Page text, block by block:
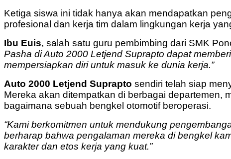
Ketiga siswa ini tidak hanya akan mendapatkan
profesional dan kerja tim dalam lingkungan kerja
Ibu Euis, salah satu guru pembimbing dari SMK
Pasha di Auto 2000 Letjend Suprapto dapat
mempersiapkan diri untuk masuk ke dunia kerja.”
Auto 2000 Letjend Suprapto sendiri telah siap
Mereka akan ditempatkan di berbagai departemen,
bagaimana sebuah bengkel otomotif beroperasi.
“Kami berkomitmen untuk mendukung
berharap bahwa pengalaman mereka di bengkel
karakter dan etos kerja yang kuat.”